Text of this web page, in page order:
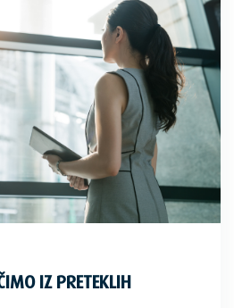
IZ PRETEKLIH